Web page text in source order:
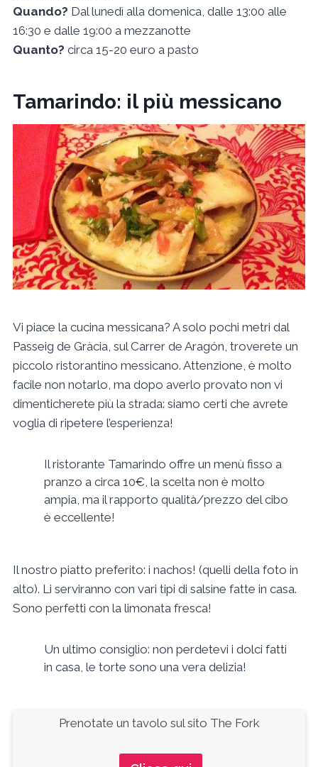
Quando? Dal lunedì alla domenica, dalle 13:00 alle
16:30 e dalle 19:00 a mezzanotte
Quanto? circa 15-20 euro a pasto
Tamarindo: il più messicano
Vi piace la cucina messicana? A solo pochi metri dal
Passeig de Gràcia, sul Carrer de Aragón, troverete un
piccolo ristorantino messicano. Attenzione, è molto
facile non notarlo, ma dopo averlo provato non vi
dimenticherete più la strada: siamo certi che avrete
voglia di ripetere l’esperienza!
Il ristorante Tamarindo offre un menù fisso a
pranzo a circa 10€, la scelta non è molto
ampia, ma il rapporto qualità/prezzo del cibo
è eccellente!
Il nostro piatto preferito: i nachos! (quelli della foto in
alto). Li serviranno con vari tipi di salsine fatte in casa.
Sono perfetti con la limonata fresca!
Un ultimo consiglio: non perdetevi i dolci fatti
in casa, le torte sono una vera delizia!
Prenotate un tavolo sul sito The Fork